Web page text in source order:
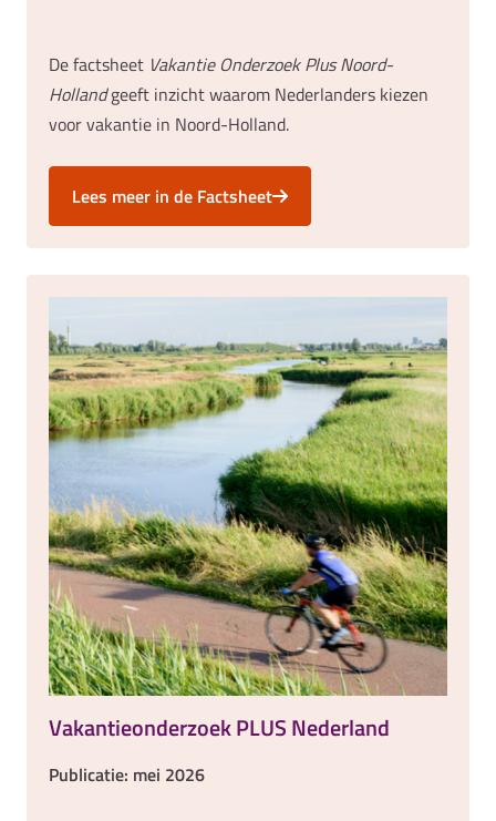
De factsheet Vakantie Onderzoek Plus Noord-
Hollandgeeft inzicht waarom Nederlanders kiezen
voor vakantie in Noord-Holland.
Lees meer in de Factsheet
Vakantieonderzoek PLUS Nederland
Publicatie: mei 2026